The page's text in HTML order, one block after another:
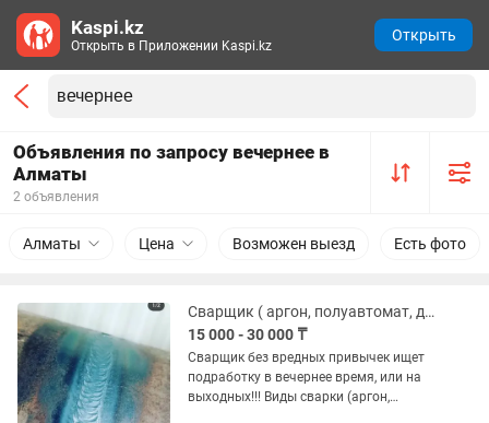
Объявления по запросу вечернее в
Алматы
2 объявления
Алматы Цена Возможен выезд Есть фото
Сварщик ( аргон, полуавтомат, дуговая)
15 000 - 30 000 ₸
Сварщик без вредных привычек ищет
подработку в вечернее время, или на
выходных!!! Виды сварки (аргон,
Kaspi.kz
Открыть в Приложении Kaspi.kz
Открыть